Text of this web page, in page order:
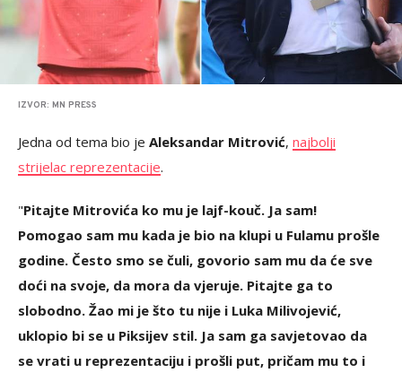
IZVOR: MN PRESS
Jedna od tema bio je Aleksandar Mitrović, najbolji
strijelac reprezentacije.
"Pitajte Mitrovića ko mu je lajf-kouč. Ja sam!
Pomogao sam mu kada je bio na klupi u Fulamu prošle
godine. Često smo se čuli, govorio sam mu da će sve
doći na svoje, da mora da vjeruje. Pitajte ga to
slobodno. Žao mi je što tu nije i Luka Milivojević,
uklopio bi se u Piksijev stil. Ja sam ga savjetovao da
se vrati u reprezentaciju i prošli put, pričam mu to i